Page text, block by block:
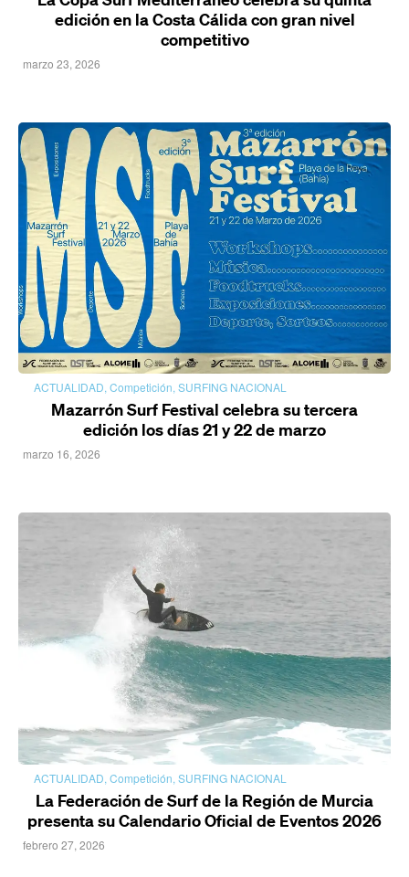
edición en la Costa Cálida con gran nivel
competitivo
marzo 23, 2026
ACTUALIDAD, Competición, SURFING NACIONAL
Mazarrón Surf Festival celebra su tercera
edición los días 21 y 22 de marzo
marzo 16, 2026
ACTUALIDAD, Competición, SURFING NACIONAL
La Federación de Surf de la Región de Murcia
presenta su Calendario Oficial de Eventos 2026
febrero 27, 2026